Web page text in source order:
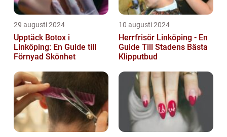
29 augusti 2024
Upptäck Botox i
Linköping: En Guide till
Förnyad Skönhet
10 augusti 2024
Herrfrisör Linköping - En
Guide Till Stadens Bästa
Klipputbud